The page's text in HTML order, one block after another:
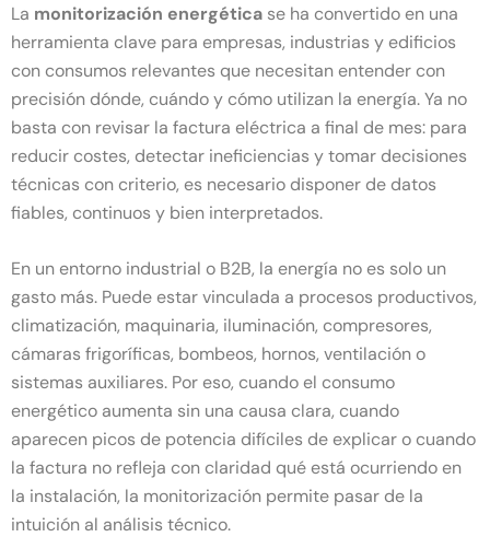
La monitorización energética se ha convertido en una
herramienta clave para empresas, industrias y edificios
con consumos relevantes que necesitan entender con
precisión dónde, cuándo y cómo utilizan la energía. Ya no
basta con revisar la factura eléctrica a final de mes: para
reducir costes, detectar ineficiencias y tomar decisiones
técnicas con criterio, es necesario disponer de datos
fiables, continuos y bien interpretados.
En un entorno industrial o B2B, la energía no es solo un
gasto más. Puede estar vinculada a procesos productivos,
climatización, maquinaria, iluminación, compresores,
cámaras frigoríficas, bombeos, hornos, ventilación o
sistemas auxiliares. Por eso, cuando el consumo
energético aumenta sin una causa clara, cuando
aparecen picos de potencia difíciles de explicar o cuando
la factura no refleja con claridad qué está ocurriendo en
la instalación, la monitorización permite pasar de la
intuición al análisis técnico.